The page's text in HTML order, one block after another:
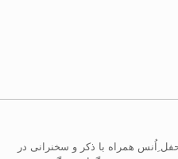
همراه با ذکر و سخنرانی در